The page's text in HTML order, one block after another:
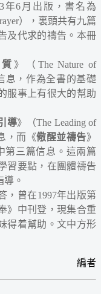
年6月出版，書名為
），裏頭共有九篇
及代求的禱告。本冊
》（The Nature of
息，作為全書的基礎
服事上有很大的幫助
導》（The Leading of
，而《儆醒並禱告》
第三篇信息。這兩篇
習要點，在團體禱告
。
曾在1997年出版第
》中刊登，現集合重
得着幫助。文中方形
編者